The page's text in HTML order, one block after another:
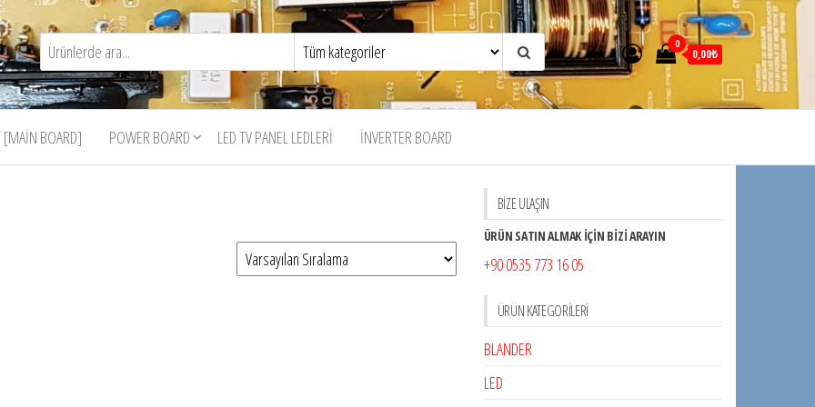
0
0,00₺
[MAIN BOARD] POWER BOARD LED TV PANEL LEDLERI İNVERTER BOARD
BİZE ULAŞIN
ÜRÜN SATIN ALMAK İÇİN BİZİ ARAYIN
+90 0535 773 16 05
ÜRÜN KATEGORILERI
BLANDER
LED